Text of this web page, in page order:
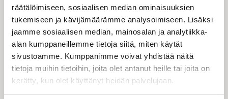
räätälöimiseen, sosiaalisen median ominaisuuksien
tukemiseen ja kävijämäärämme analysoimiseen. Lisäksi
jaamme sosiaalisen median, mainosalan ja analytiikka-
alan kumppaneillemme tietoja siitä, miten käytät
sivustoamme. Kumppanimme voivat yhdistää näitä
tietoja muihin tietoihin, joita olet antanut heille tai joita on
kerätty, kun olet käyttänyt heidän palvelujaan.